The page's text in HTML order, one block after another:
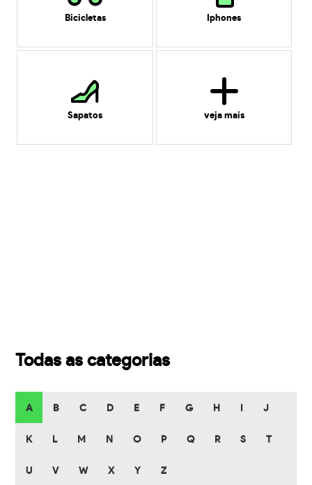
Bicicletas Iphones
Sapatos veja mais
Todas as categorias
A B C D E F G H J
K L M N O P Q R S T
U V W X Y Z